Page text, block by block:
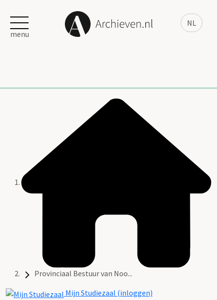
NL
menu
Provinciaal Bestuur van Noo...
Mijn Studiezaal (inloggen)